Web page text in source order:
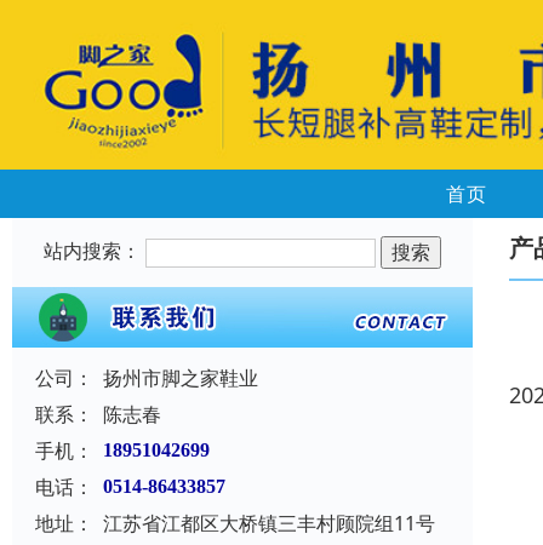
首页
站内搜索：
公司：
扬州市脚之家鞋业
联系：
陈志春
手机：
18951042699
电话： 0514-86433857
地址：
江苏省江都区大桥镇三丰村顾院组11号
产